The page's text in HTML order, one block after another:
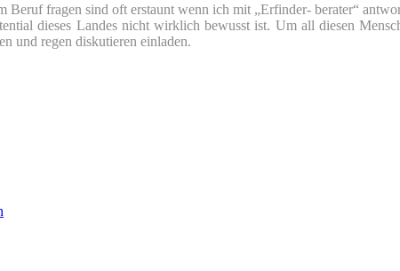
Beruf fragen sind oft erstaunt wenn ich mit „Erfinder- berater“
dieses Landes nicht wirklich bewusst ist. Um all diesen
und regen diskutieren einladen.